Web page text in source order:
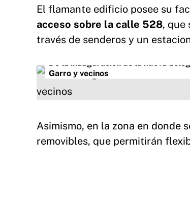
El flamante edificio posee su
acceso sobre la calle 528, que
través de senderos y un
De la inauguración de la nueva
Garro y vecinos
Asimismo, en la zona en donde
removibles, que permitirán